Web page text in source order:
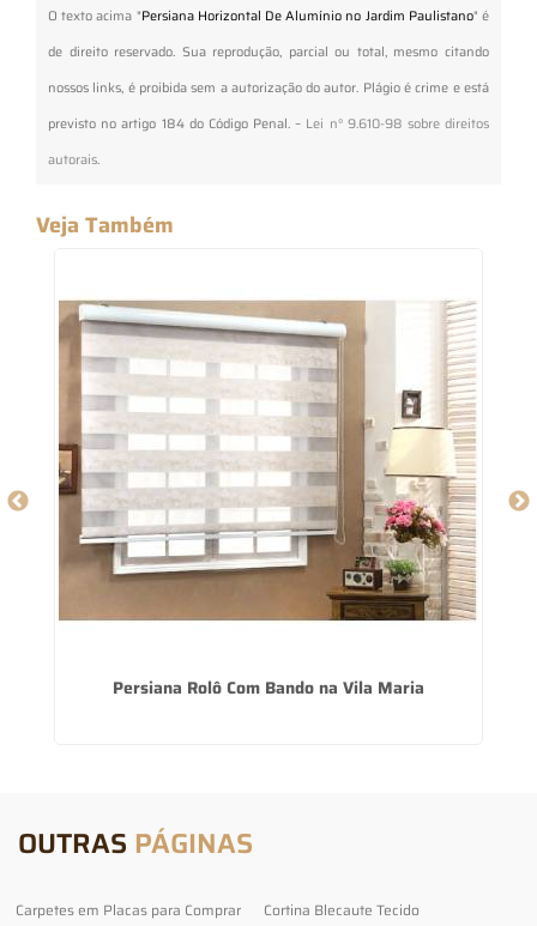
O texto acima "Persiana Horizontal De Alumínio no Jardim Paulistano" é
de direito reservado. Sua reprodução, parcial ou total, mesmo citando
nossos links, é proibida sem a autorização do autor. Plágio é crime e está
previsto no artigo 184 do Código Penal. – Lei n° 9.610-98 sobre direitos
autorais.
Veja Também
Persiana Rolô Com Bando na Vila Maria
OUTRAS PÁGINAS
Carpetes em Placas para Comprar
Cortina Blecaute Tecido